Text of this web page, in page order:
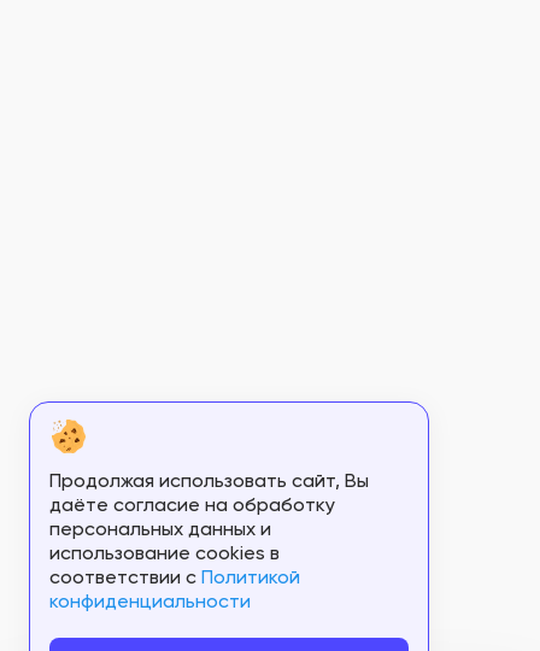
Продолжая использовать сайт, Вы
даёте согласие на обработку
персональных данных и
использование cookies в
соответствии c Политикой
конфиденциальности